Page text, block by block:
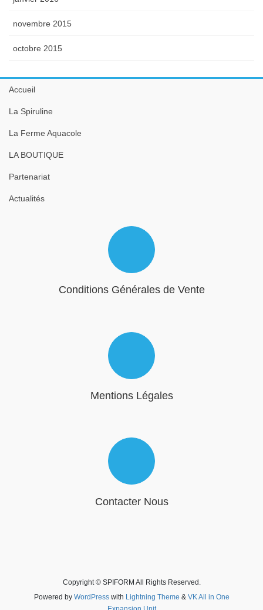
novembre 2015
octobre 2015
Accueil
La Spiruline
La Ferme Aquacole
LA BOUTIQUE
Partenariat
Actualités
Conditions Générales de Vente
Mentions Légales
Contacter Nous
Copyright © SPIFORM All Rights Reserved.
Powered by WordPresswith Lightning Theme & VK All in One